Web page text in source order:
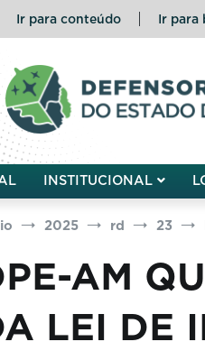
Ir para conteúdo Ir para
Defensoria Pública
INSTITUCIONAL
2025 rd 23
AM
LEI DE